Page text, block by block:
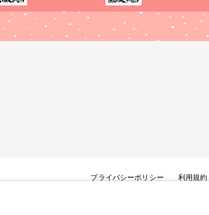
プライバシーポリシー 利用規約